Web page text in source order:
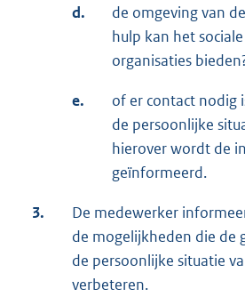
d.
de omgeving van
hulp kan het
organisaties
e.
of er contact nodig
de persoonlijke
hierover wordt de
geïnformeerd.
3.
De medewerker
de mogelijkheden die de
de persoonlijke situatie
verbeteren.